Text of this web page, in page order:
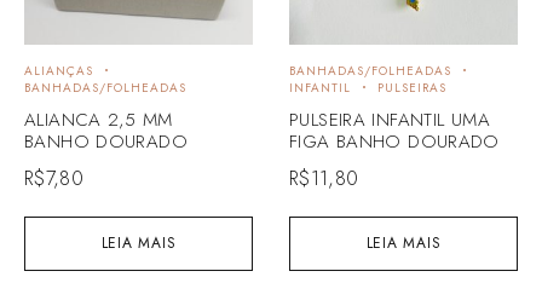
LEIA MAIS
ALIANÇAS
BANHADAS/FOLHEADAS
ALIANCA 2,5 MM
BANHO DOURADO
R$7,80
LEIA MAIS
BANHADAS/FOLHEADAS
INFANTIL
PULSEIRAS
PULSEIRA INFANTIL UMA
FIGA BANHO DOURADO
R$11,80